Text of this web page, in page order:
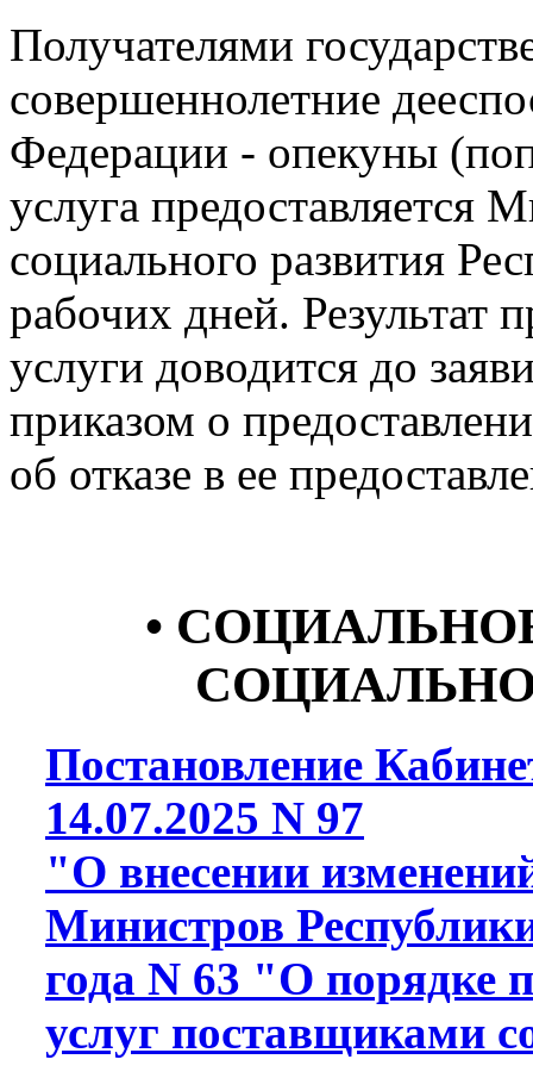
Получателями
совершеннолетние
Федерации - опекуны
услуга предоставляется
социального развития
рабочих дней. Результат
услуги доводится до
приказом о
об отказе в ее
•
Постановление
14.07.2025 N 97
"О внесении
Министров
года N 63 "О порядке
услуг поставщиками